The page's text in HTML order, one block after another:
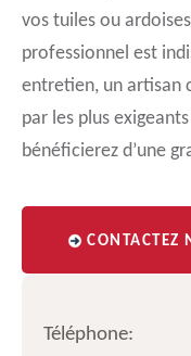
vos tuiles ou
professionnel est
entretien, un artisan
par les plus
bénéficierez d’une
CONTACTEZ
Téléphone: